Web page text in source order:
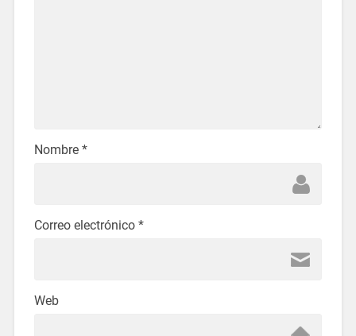
Nombre *
Correo electrónico *
Web